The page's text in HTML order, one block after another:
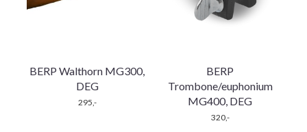
BERP Walthorn MG300,
DEG
295,-
BERP
Trombone/euphonium
MG400, DEG
320,-